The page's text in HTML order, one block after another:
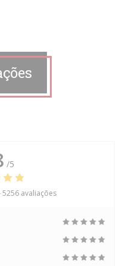
/5
5256 avaliações